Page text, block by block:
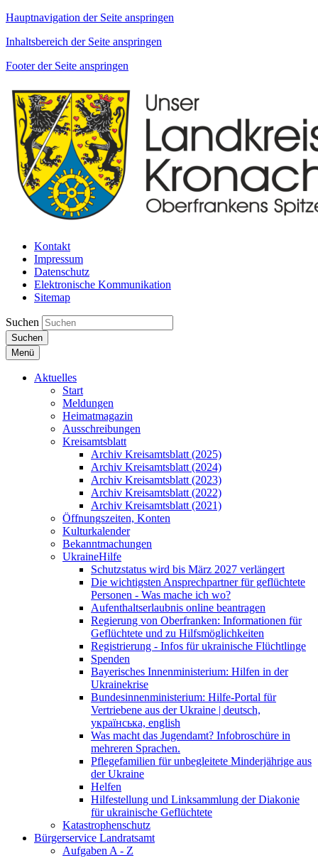
Hauptnavigation der Seite anspringen
Inhaltsbereich der Seite anspringen
Footer der Seite anspringen
Kontakt
Impressum
Datenschutz
Elektronische Kommunikation
Sitemap
Suchen
Suchen
Menü
Aktuelles
Start
Meldungen
Heimatmagazin
Ausschreibungen
Kreisamtsblatt
Archiv Kreisamtsblatt (2025)
Archiv Kreisamtsblatt (2024)
Archiv Kreisamtsblatt (2023)
Archiv Kreisamtsblatt (2022)
Archiv Kreisamtsblatt (2021)
Öffnungszeiten, Konten
Kulturkalender
Bekanntmachungen
UkraineHilfe
Schutzstatus wird bis März 2027 verlängert
Die wichtigsten Ansprechpartner für geflüchtete
Personen - Was mache ich wo?
Aufenthaltserlaubnis online beantragen
Regierung von Oberfranken: Informationen für
Geflüchtete und zu Hilfsmöglichkeiten
Registrierung - Infos für ukrainische Flüchtlinge
Spenden
Bayerisches Innenministerium: Hilfen in der
Ukrainekrise
Bundesinnenministerium: Hilfe-Portal für
Vertriebene aus der Ukraine | deutsch,
українська, english
Was macht das Jugendamt? Infobroschüre in
mehreren Sprachen.
Pflegefamilien für unbegleitete Minderjährige aus
der Ukraine
Helfen
Hilfestellung und Linksammlung der Diakonie
für ukrainische Geflüchtete
Katastrophenschutz
Bürgerservice Landratsamt
Aufgaben A - Z